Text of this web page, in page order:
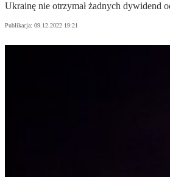
Ukrainę nie otrzymał żadnych dywidend
Publikacja: 09.12.2022 19:21